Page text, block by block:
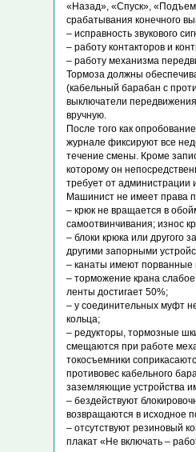
«Назад», «Спуск»,
срабатывания конечного
– исправность звукового
– работу контакторов и
– работу механизма
Тормоза должны
(кабельный барабан с
выключатели
вручную.
После того как
журнале фиксируют все
течение смены. Кроме
которому он
требует от администрации
Машинист не имеет права
– крюк не вращается в
самоотвинчивания; износ
– блоки крюка или другого
другими запорными
– канаты имеют порванные
– торможение крана
ленты достигает 50%;
– у соединительных муфт
кольца;
– редукторы, тормозные
смещаются при работе
токосъемники
противовес кабельного
заземляющие устройства
– бездействуют
возвращаются в исходное
– отсутствуют резиновый
плакат «Не включать –